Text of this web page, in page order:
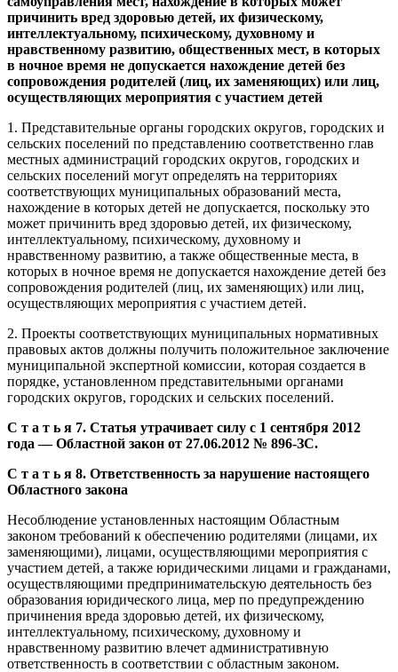
причинить вред здоровью детей, их физическому,
интеллектуальному, психическому, духовному и
нравственному развитию, общественных мест, в которых
в ночное время не допускается нахождение детей без
сопровождения родителей (лиц, их заменяющих) или лиц,
осуществляющих мероприятия с участием детей
1. Представительные органы городских округов, городских и
сельских поселений по представлению соответственно глав
местных администраций городских округов, городских и
сельских поселений могут определять на территориях
соответствующих муниципальных образований места,
нахождение в которых детей не допускается, поскольку это
может причинить вред здоровью детей, их физическому,
интеллектуальному, психическому, духовному и
нравственному развитию, а также общественные места, в
которых в ночное время не допускается нахождение детей без
сопровождения родителей (лиц, их заменяющих) или лиц,
осуществляющих мероприятия с участием детей.
2. Проекты соответствующих муниципальных нормативных
правовых актов должны получить положительное заключение
муниципальной экспертной комиссии, которая создается в
порядке, установленном представительными органами
городских округов, городских и сельских поселений.
С т а т ь я 7. Статья утрачивает силу с 1 сентября 2012
года — Областной закон от 27.06.2012 № 896-ЗС.
С т а т ь я 8. Ответственность за нарушение настоящего
Областного закона
Несоблюдение установленных настоящим Областным
законом требований к обеспечению родителями (лицами, их
заменяющими), лицами, осуществляющими мероприятия с
участием детей, а также юридическими лицами и гражданами,
осуществляющими предпринимательскую деятельность без
образования юридического лица, мер по предупреждению
причинения вреда здоровью детей, их физическому,
интеллектуальному, психическому, духовному и
нравственному развитию влечет административную
ответственность в соответствии с областным законом.